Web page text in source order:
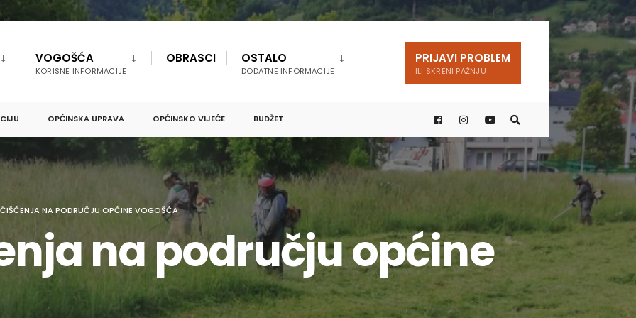
VOGOŠĆA
KORISNE INFORMACIJE
OBRASCI OSTALO
DODATNE INFORMACIJE
PRIJAVI PROBLEM
ILI SKRENI PAŽNJU
OPĆINSKA UPRAVA OPĆINSKO VIJEĆE BUDŽET
NA PODRUČJU OPĆINE VOGOŠĆA
na području općine